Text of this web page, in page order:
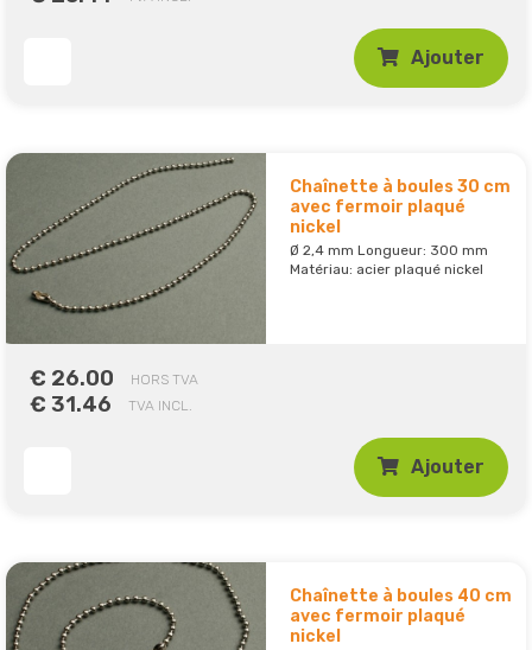
Ajouter
Chaînette à boules 30 cm
avec fermoir plaqué
nickel
Ø 2,4 mm Longueur: 300 mm
Matériau: acier plaqué nickel
€ 26.00 HORS TVA
€ 31.46 TVA INCL.
Ajouter
Chaînette à boules 40 cm
avec fermoir plaqué
nickel